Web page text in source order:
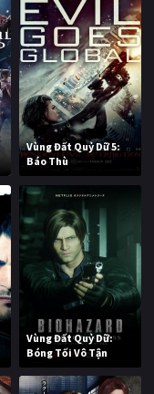
Vùng Đất Quỷ Dữ 5:
Báo Thù
Vùng Đất Quỷ Dữ:
Bóng Tối Vô Tận